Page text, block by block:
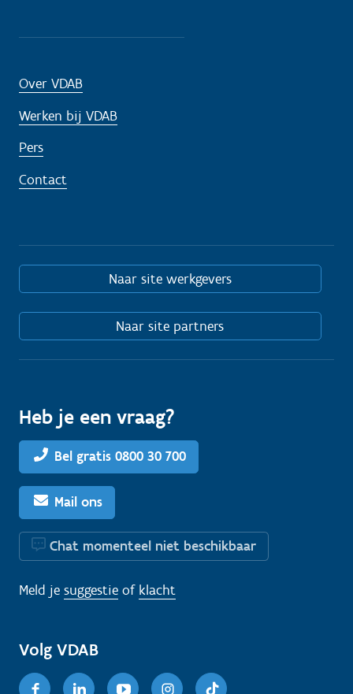
Over VDAB
Werken bij VDAB
Pers
Contact
Naar site werkgevers
Naar site partners
Heb je een vraag?
Bel gratis 0800 30 700
Mail ons
Chat momenteel niet beschikbaar
Meld je suggestie of klacht
Volg VDAB
FacebookLinkedinYoutubeInstagram